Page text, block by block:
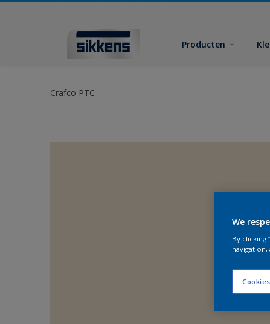
Producten
Crafco PTC
We
By clicking
navigation,